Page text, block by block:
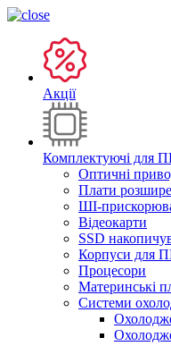
Акції
Комплектуючі для
Оптичні
Плати
ШІ-
Відеокарти
SSD
Корпуси для
Процесори
Материнські
Системи